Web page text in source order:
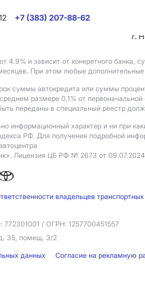
+7 (383) 207-88-62
г.
4.9% и зависит от конкретного
При этом любые
суммы автокредита или суммы
размере 0,1% от
переданы в специальный реестр
информационный характер и ни при
РФ. Для получения подробной
Лицензия ЦБ РФ № 2673 от
владельцев
772301001 / ОГРН: 1257700451557
35, помещ. 3/2
данных Согласие на рекламную